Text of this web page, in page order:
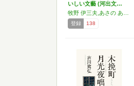
いしい文藝 (河出文…
登録 138